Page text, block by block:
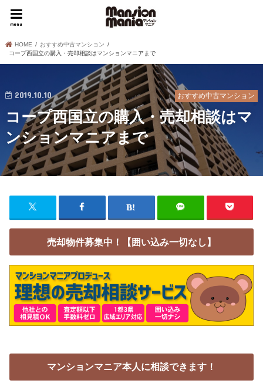
menu
HOME
おすすめ中古マンション
コープ西国立の購入・売却相談はマンションマニアまで
おすすめ中古マンション
2019.10.10
コープ西国立の購入・売却相談はマ
ンションマニアまで
売却物件募集中！【囲い込み一切なし】
マンションマニア本人に相談できます！